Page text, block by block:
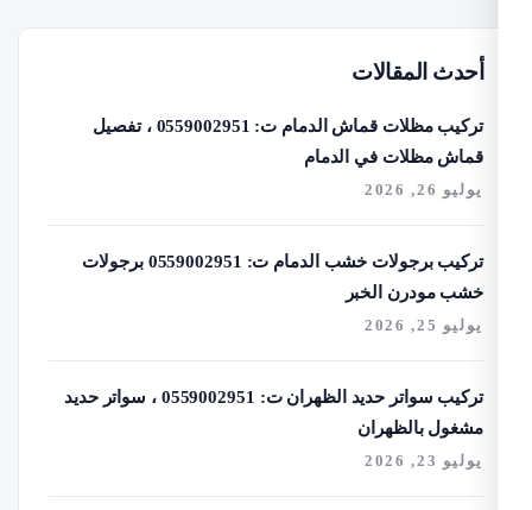
المقالات
تركيب مظلات قماش الدمام ت: 0559002951 ، تفصيل
مظلات في الدمام
تركيب برجولات خشب الدمام ت: 0559002951 برجولات
مودرن الخبر
تركيب سواتر حديد الظهران ت: 0559002951 ، سواتر حديد
بالظهران